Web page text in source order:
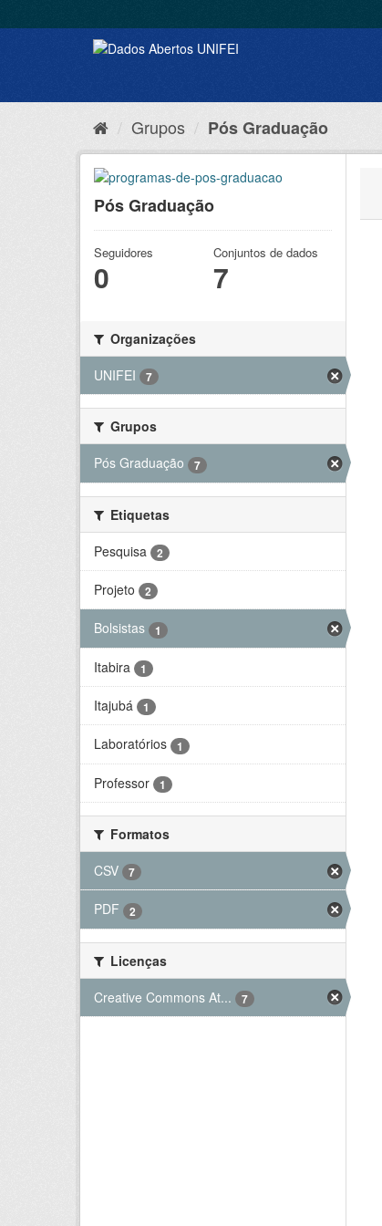
Grupos Pós Graduação
Pós Graduação
Seguidores
0
Conjuntos de dados
7
Organizações
UNIFEI
7
Grupos
Pós Graduação
7
Etiquetas
Pesquisa
2
Projeto 2
Bolsistas 1
Itabira 1
Itajubá 1
Laboratórios 1
Professor 1
Formatos
CSV
7
PDF 2
Licenças
Creative Commons At...
7